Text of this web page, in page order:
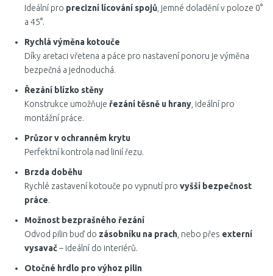
Ideální pro precizní lícování spojů , jemné doladění v poloze 0°
a 45°.
Rychlá výměna kotouče
Díky aretaci vřetena a páce pro nastavení ponoru je výměna
bezpečná a jednoduchá.
Řezání blízko stěny
Konstrukce umožňuje řezání těsně u hrany , ideální pro
montážní práce.
Průzor v ochranném krytu
Perfektní kontrola nad linií řezu.
Brzda doběhu
Rychlé zastavení kotouče po vypnutí pro vyšší bezpečnost
práce.
Možnost bezprašného řezání
Odvod pilin buď do zásobníku na prach , nebo přes externí
vysavač– ideální do interiérů.
Otočné hrdlo pro výhoz pilin